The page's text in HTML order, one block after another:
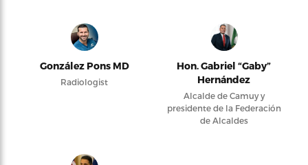
González Pons MD
Radiologist
Hon. Gabriel “Gaby”
Hernández
Alcalde de Camuy y
presidente de la Federación
de Alcaldes